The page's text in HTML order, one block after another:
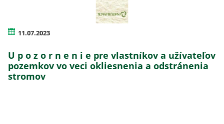
11.07.2023
U p o z o r n e n i e pre vlastníkov a užívateľov
pozemkov vo veci okliesnenia a odstránenia
stromov